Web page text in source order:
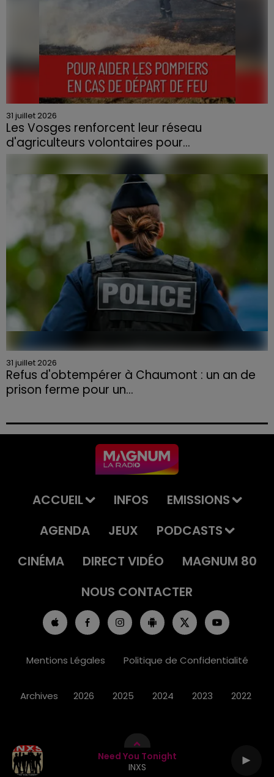
Need You Tonight
INXS
31 juillet 2026
Les Vosges renforcent leur réseau
d'agriculteurs volontaires pour...
Face à la sécheresse et aux risques de départs de feu,
la Chambre d'agriculture des Vosges a lancé un appel
aux agriculteurs volontaires pour venir en aide...
31 juillet 2026
Refus d'obtempérer à Chaumont : un an de
prison ferme pour un...
permis et la confiscation de son véhicule.
ACCUEIL INFOS
EMISSIONS
AGENDA
JEUX
PODCASTS
CINÉMA
DIRECT VIDÉO
MAGNUM 80
NOUS CONTACTER
Mentions Légales Politique de Confidentialité
Archives 2026 2025 2024 2023 2022